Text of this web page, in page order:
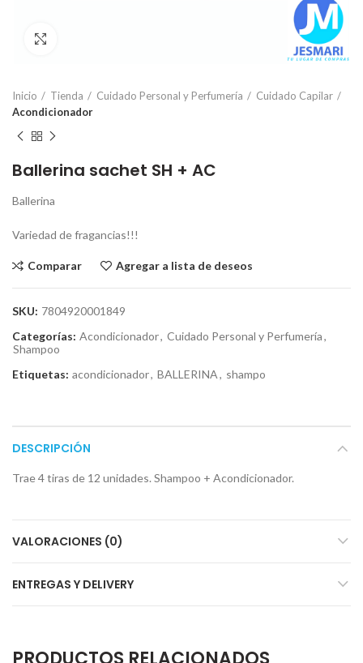
Inicio Tienda Cuidado Personal y Perfumería
Cuidado Capilar
Acondicionador
Ballerina sachet SH + AC
Ballerina
Variedad de fragancias!!!
Comparar Agregar a lista de deseos
SKU: 7804920001849
Categorías: Acondicionador, Cuidado Personal y Perfumería,
Shampoo
Etiquetas: acondicionador, BALLERINA, shampo
DESCRIPCIÓN
Trae 4 tiras de 12 unidades. Shampoo + Acondicionador.
VALORACIONES (0)
ENTREGAS Y DELIVERY